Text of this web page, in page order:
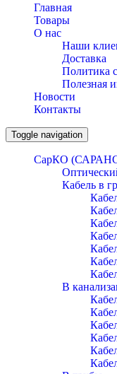
Главная
Товары
О нас
Наши
Доставка
Политика
Полезная
Новости
Контакты
Toggle navigation
СарКО
Кабель в
В